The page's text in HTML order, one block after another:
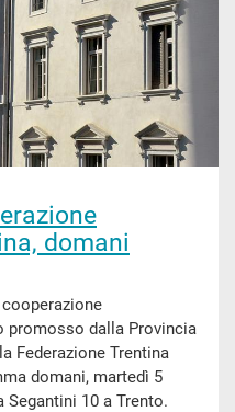
domani
promosso dalla Provincia
Federazione Trentina
domani, martedì 5
Segantini 10 a Trento.